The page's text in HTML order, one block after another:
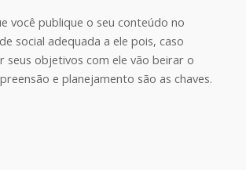
você publique o seu conteúdo no
social adequada a ele pois, caso
seus objetivos com ele vão beirar o
e planejamento são as chaves.